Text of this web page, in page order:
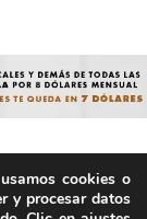
no por
cookies o
y procesar datos